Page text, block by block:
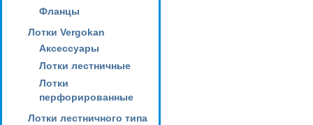
Фланцы
Лотки Vergokan
Аксессуары
Лотки лестничные
Лотки
перфорированные
Лотки лестничного типа